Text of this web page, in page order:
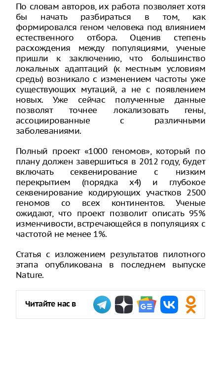
По словам авторов, их работа позволяет хотя
бы начать разбираться в том, как
формировался геном человека под влиянием
естественного отбора. Оценив степень
расхождения между популяциями, ученые
пришли к заключению, что большинство
локальных адаптаций (к местным условиям
среды) возникало с изменением частоты уже
существующих мутаций, а не с появлением
новых. Уже сейчас полученные данные
позволят точнее локализовать гены,
ассоциированные с различными
заболеваниями.
Полный проект «1000 геномов», который по
плану должен завершиться в 2012 году, будет
включать секвенирование с низким
перекрытием (порядка х4) и глубокое
секвенирование кодирующих участков 2500
геномов со всех континентов. Ученые
ожидают, что проект позволит описать 95%
изменчивости, встречающейся в популяциях с
частотой не менее 1%.
Статья с изложением результатов пилотного
этапа опубликована в последнем выпуске
Nature.
Читайте нас в